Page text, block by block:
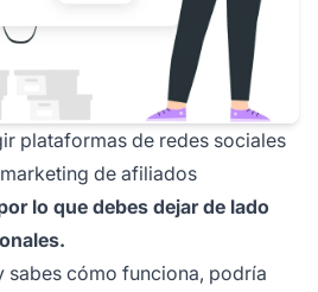
plataformas de redes sociales
de afiliados
lo que debes dejar de lado
sabes cómo funciona, podría